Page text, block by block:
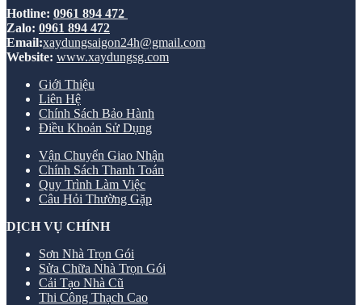
Hotline: 0961 894 472
Zalo: 0961 894 472
Email:xaydungsaigon24h@gmail.com
Website: www.xaydungsg.com
Giới Thiệu
Liên Hệ
Chính Sách Bảo Hành
Điều Khoản Sử Dụng
Vận Chuyển Giao Nhận
Chính Sách Thanh Toán
Quy Trình Làm Việc
Câu Hỏi Thường Gặp
DỊCH VỤ CHÍNH
Sơn Nhà Trọn Gói
Sửa Chữa Nhà Trọn Gói
Cải Tạo Nhà Cũ
Thi Công Thạch Cao